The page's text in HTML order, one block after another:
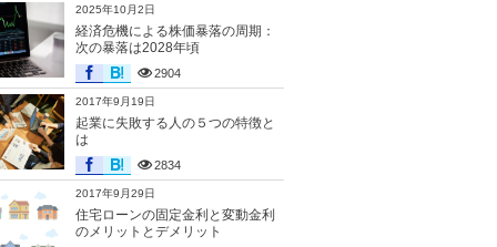
2025年10月2日
経済危機による株価暴落の周期：
次の暴落は2028年頃
2904
2017年9月19日
起業に失敗する人の５つの特徴と
は
2834
2017年9月29日
住宅ローンの固定金利と変動金利
のメリットとデメリット